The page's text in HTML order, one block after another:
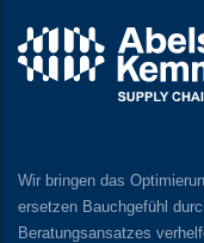
Wir bringen das
ersetzen Bauchgefühl
Beratungsansatzes